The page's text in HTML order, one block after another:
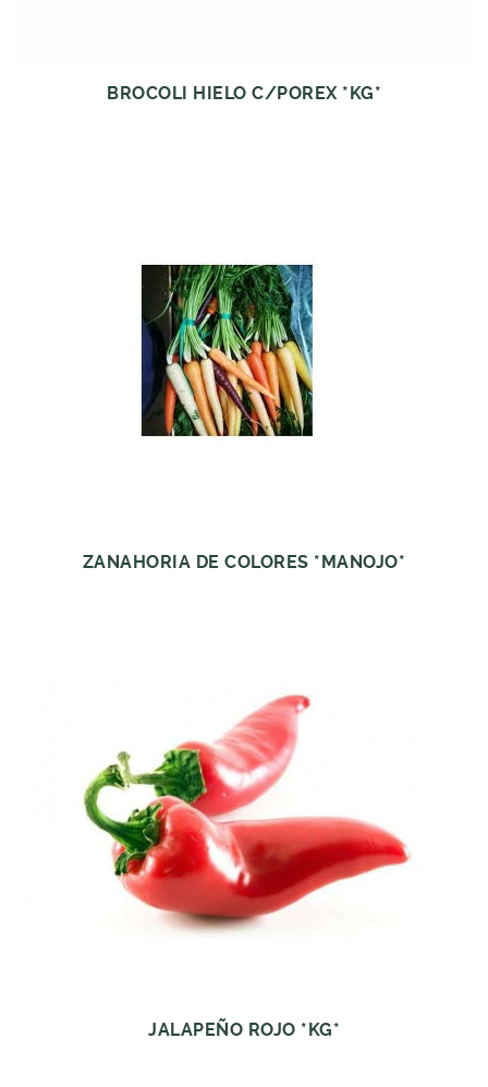
BROCOLI HIELO C/POREX *KG*
ZANAHORIA DE COLORES *MANOJO*
JALAPEÑO ROJO *KG*